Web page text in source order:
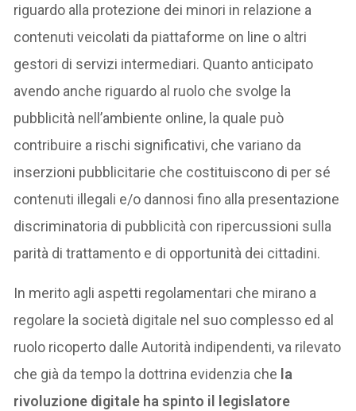
riguardo alla protezione dei minori in relazione a
contenuti veicolati da piattaforme on line o altri
gestori di servizi intermediari. Quanto anticipato
avendo anche riguardo al ruolo che svolge la
pubblicità nell’ambiente online, la quale può
contribuire a rischi significativi, che variano da
inserzioni pubblicitarie che costituiscono di per sé
contenuti illegali e/o dannosi fino alla presentazione
discriminatoria di pubblicità con ripercussioni sulla
parità di trattamento e di opportunità dei cittadini.
In merito agli aspetti regolamentari che mirano a
regolare la società digitale nel suo complesso ed al
ruolo ricoperto dalle Autorità indipendenti, va rilevato
che già da tempo la dottrina evidenzia che la
rivoluzione digitale ha spinto il legislatore